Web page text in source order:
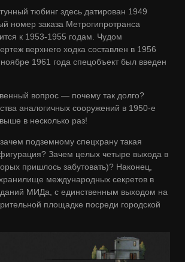
тюбинг здесь датирован 1949
номер заказа Метрогипротранса
к 1953-1955 годам. Чудом
верхнего ходка составлен в 1956
ноябре 1961 года спецобъект был введен
вопрос — почему так долго?
аналогичных сооружений в 1950-е
в несколько раз!
подземному спецхрану такая
Зачем целых четыре выхода в
пришлось забутовать)? Наконец,
международных секретов в
МИДа, с единственным выходом на
площадке посреди городской